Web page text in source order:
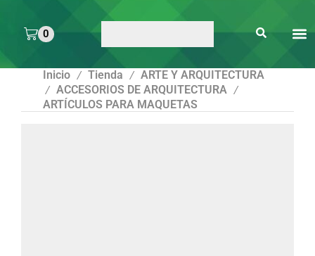
0
Inicio / Tienda / ARTE Y ARQUITECTURA
/ ACCESORIOS DE ARQUITECTURA /
ARTÍCULOS PARA MAQUETAS